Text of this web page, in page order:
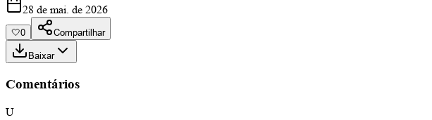
28 de mai. de 2026
🤍0 Compartilhar
Baixar
Comentários
U